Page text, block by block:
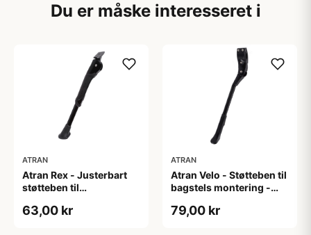
Du er måske interesseret i
ATRAN
Atran Rex - Justerbart
støtteben til
28" - Sort - Passer til E-
63,00 kr
ATRAN
Atran Velo - Støtteben til
bagstels montering -
79,00 kr